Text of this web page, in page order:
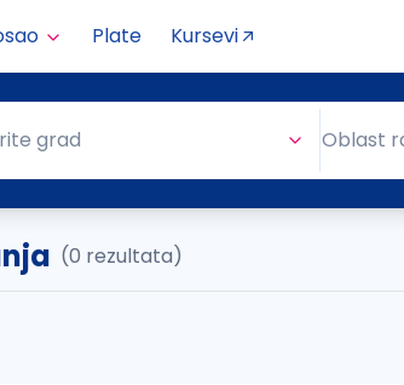
Plate Kursevi
grad Oblast
(0 rezultata)